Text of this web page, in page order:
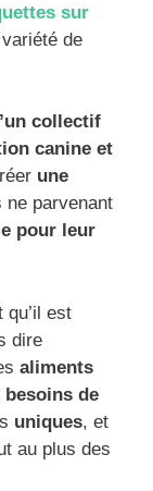
sur
variété de
collectif
canine et
une
ne parvenant
pour leur
qu’il est
dire
aliments
de
uniques, et
au plus des